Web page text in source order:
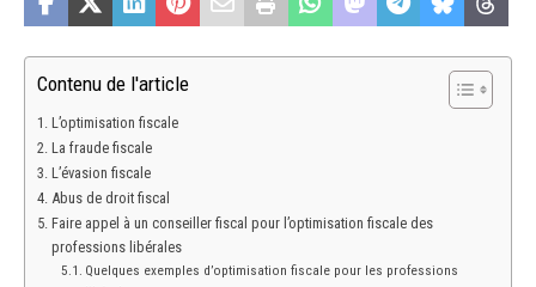
Contenu de l'article
L’optimisation fiscale
La fraude fiscale
L’évasion fiscale
Abus de droit fiscal
Faire appel à un conseiller fiscal pour l’optimisation fiscale des
professions libérales
Quelques exemples d’optimisation fiscale pour les professions